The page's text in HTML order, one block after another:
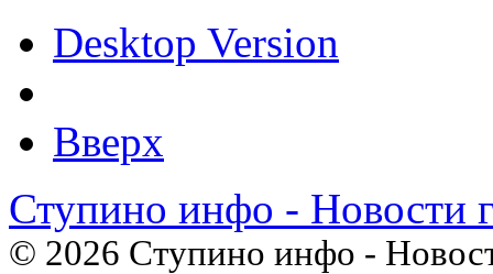
Desktop Version
Вверх
Ступино инфо - Новости
© 2026 Ступино инфо -